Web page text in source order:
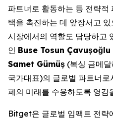
파트너로 활동하는 등 전략적
택을 촉진하는 데 앞장서고
시장에서의 역할도 담당하고
인 Buse Tosun Çavuşoğlu
Samet Gümüş (복싱 금메
국가대표)의 글로벌 파트너
폐의 미래를 수용하도록 영감
Bitget은 글로벌 임팩트 전략